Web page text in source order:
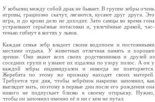
У кобылиц между собой драк не бывает. В груп­пе зебры очень
игривы, грациозно скачут, лягают­ся, кусают друг друга. Это
игра, и до крови дело не доходит. Зато самцы во время гона
устраива­ют серьёзные потасовки и, увлечённые дракой, час­
тенько гибнут в когтях у львов.
Каждая семья зебр владеет своим водопоем и постоянными
местами отдыха. У животных отличная память и хорошее
зрение. Они знают всех своих родственников и друзей из
соседних групп и узнают их издалека по узору полос. А он у
каждой зебры индивидуален и никогда не повторя­ется.
Жеребята по этому же признаку находят своих матерей.
Требуется три дня, чтобы зебрёнок накрепко запомнил, как
выглядит мать, поэтому в первые дни после его рождения она
нико­го не подпускает близко к своему отпрыску. Нуж­но,
чтобы он запомнил именно её и ни с кем не путал.